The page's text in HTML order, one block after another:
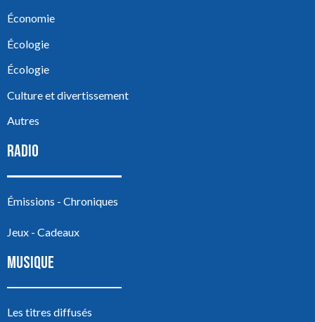
Économie
Écologie
Écologie
Culture et divertissement
Autres
RADIO
Émissions - Chroniques
Jeux - Cadeaux
MUSIQUE
Les titres diffusés